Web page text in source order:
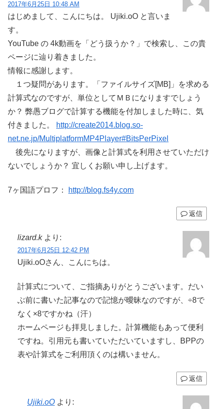
2017年6月25日 10:48 AM
はじめまして、こんにちは。 Ujiki.oO と言いま
す。
YouTube の 4k動画を「どう扱うか？」で検索し、この貴
ページに辿り着きました。
情報に感謝します。
１つ疑問があります。「ファイルサイズ[MB]」を求める
計算式なのですが、単位としてＭＢになりますでしょう
か？ 弊愚ブログで計算する機能を付加しました時に、気
付きました。
http://create2014.blog.so-
net.ne.jp/MultiplatformMP4Player#BitsPerPixel
後先になりますが、画像と計算式を利用させていただけ
ないでしょうか？ 宜しくお願い申し上げます。
7ヶ国語プロフ： http://blog.fs4y.com
返信
lizard.k より:
2017年6月25日 12:42 PM
Ujiki.oOさん、こんにちは。
計算式について、ご指摘ありがとうございます。だい
ぶ前に書いた記事なので記憶が曖昧なのですが、÷8で
なく×8ですかね（汗）
ホームページも拝見しました。計算機能もあって便利
ですね。引用元も書いていただいていますし、BPPの
表や計算式をご利用頂くのは構いません。
返信
Ujiki.oO より: